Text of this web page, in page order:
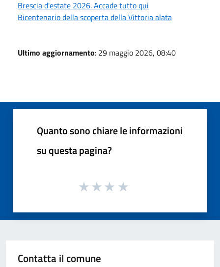
Brescia d'estate 2026. Accade tutto qui
Bicentenario della scoperta della Vittoria alata
Ultimo aggiornamento: 29 maggio 2026, 08:40
Quanto sono chiare le informazioni
su questa pagina?
Contatta il comune